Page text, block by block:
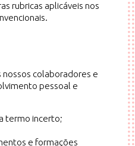
rubricas aplicáveis nos
nossos colaboradores e
pessoal e
termo incerto;
e formações